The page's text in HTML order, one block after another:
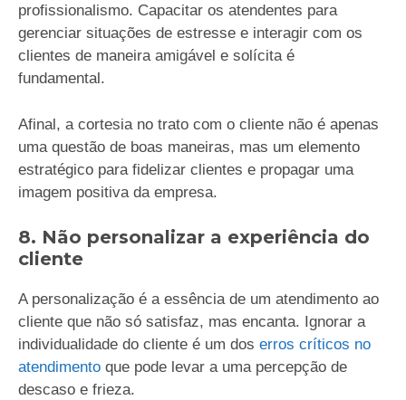
profissionalismo. Capacitar os atendentes para
gerenciar situações de estresse e interagir com os
clientes de maneira amigável e solícita é
fundamental.
Afinal, a cortesia no trato com o cliente não é apenas
uma questão de boas maneiras, mas um elemento
estratégico para fidelizar clientes e propagar uma
imagem positiva da empresa.
8. Não personalizar a experiência do
cliente
A personalização é a essência de um atendimento ao
cliente que não só satisfaz, mas encanta. Ignorar a
individualidade do cliente é um dos erros críticos no
atendimento que pode levar a uma percepção de
descaso e frieza.